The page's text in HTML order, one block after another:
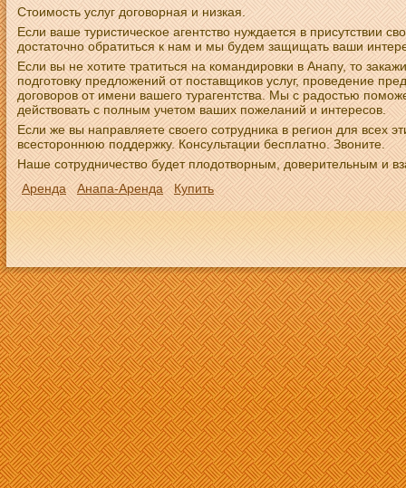
Стоимость услуг договорная и низкая.
Если ваше туристическое агентство нуждается в присутствии
достаточно обратиться к нам и мы будем защищать ваши
Если вы не хотите тратиться на командировки в Анапу, то
подготовку предложений от поставщиков услуг, проведение
договоров от имени вашего турагентства. Мы с радостью
действовать с полным учетом ваших пожеланий и интересов.
Если же вы направляете своего сотрудника в регион для всех
всестороннюю поддержку. Консультации бесплатно. Звоните.
Наше сотрудничество будет плодотворным, доверительным и
Аренда
Анапа-Аренда Купить